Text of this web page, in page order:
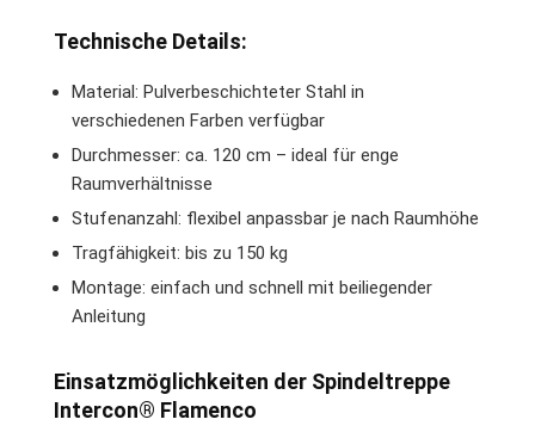
Technische Details:
Material: Pulverbeschichteter Stahl in
verschiedenen Farben verfügbar
Durchmesser: ca. 120 cm – ideal für enge
Raumverhältnisse
Stufenanzahl: flexibel anpassbar je nach Raumhöhe
Tragfähigkeit: bis zu 150 kg
Montage: einfach und schnell mit beiliegender
Anleitung
Einsatzmöglichkeiten der Spindeltreppe
Intercon® Flamenco